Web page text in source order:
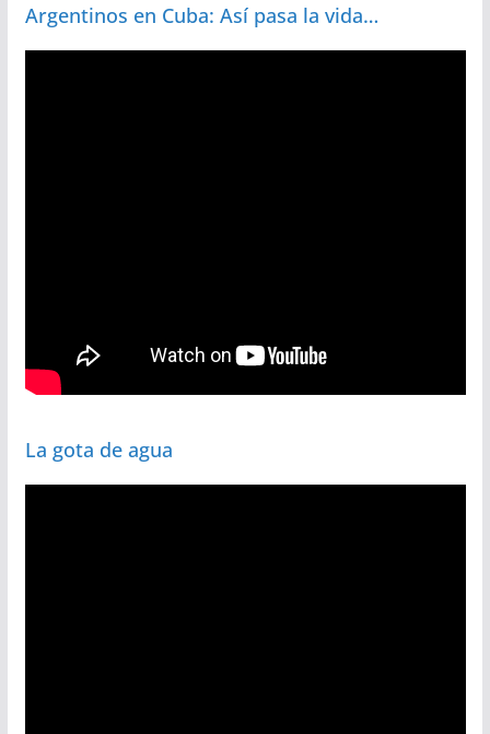
Argentinos en Cuba: Así pasa la vida…
La gota de agua